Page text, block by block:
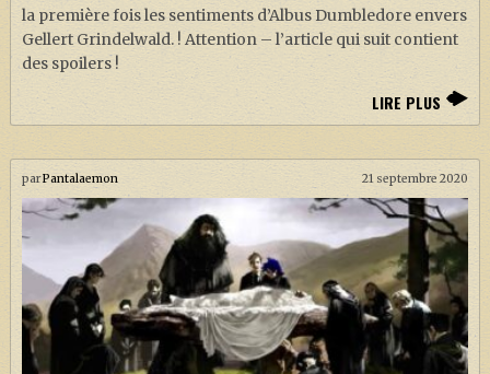
la première fois les sentiments d’Albus Dumbledore envers
Gellert Grindelwald. ! Attention – l’article qui suit contient
des spoilers !
LIRE PLUS
parPantalaemon 21 septembre 2020